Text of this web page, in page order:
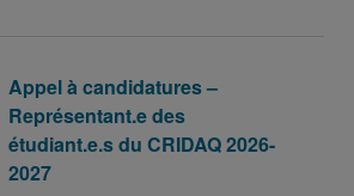
Appel à candidatures –
Représentant.e des
étudiant.e.s du CRIDAQ 2026-
2027